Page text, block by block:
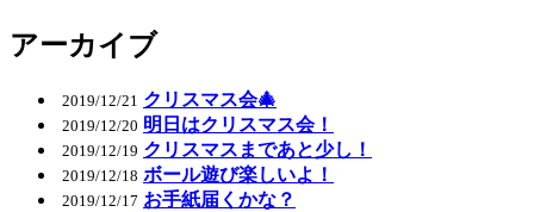
アーカイブ
2019/12/21 クリスマス会🎄
2019/12/20 明日はクリスマス会！
2019/12/19 クリスマスまであと少し！
2019/12/18 ボール遊び楽しいよ！
2019/12/17 お手紙届くかな？